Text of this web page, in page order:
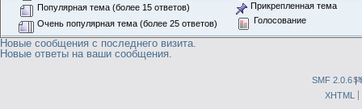
Популярная тема (более 15 ответов)
Очень популярная тема (более 25 ответов)
Прикрепленная тема
Голосование
Новые сообщения с последнего визита.
Новые ответы на ваши сообщения.
SMF 2.0.6|
XHTML